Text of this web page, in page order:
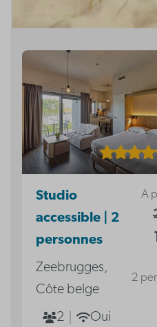
A
2
Studio
accessible | 2
personnes
Zeebrugges,
Côte belge
2
Oui